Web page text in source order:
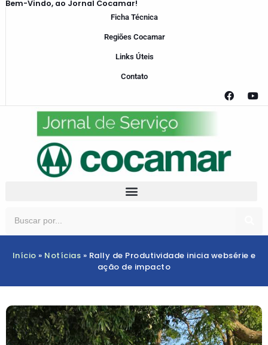
Bem-Vindo, ao Jornal Cocamar!
Ficha Técnica
Regiões Cocamar
Links Úteis
Contato
Início » Notícias » Rally de Produtividade inicia websérie e
ação de impacto